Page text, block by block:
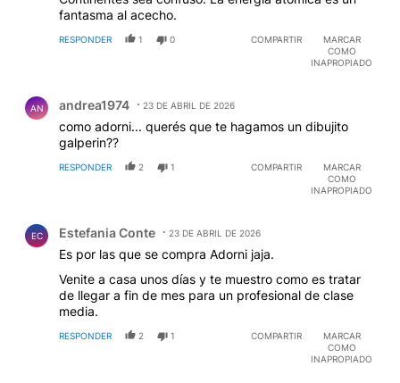
fantasma al acecho.
RESPONDER 1 0 COMPARTIR
MARCAR
COMO
INAPROPIADO
AN andrea1974 23 DE ABRIL DE 2026
como adorni... querés que te hagamos un dibujito
galperin??
RESPONDER 2 1 COMPARTIR
MARCAR
COMO
INAPROPIADO
EC Estefania Conte 23 DE ABRIL DE 2026
Es por las que se compra Adorni jaja.
Venite a casa unos días y te muestro como es tratar
de llegar a fin de mes para un profesional de clase
media.
RESPONDER 2 1 COMPARTIR
MARCAR
COMO
INAPROPIADO